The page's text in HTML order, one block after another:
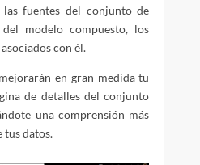
fuentes del conjunto de
modelo compuesto, los
con él.
en gran medida tu
de detalles del conjunto
una comprensión más
tus datos.